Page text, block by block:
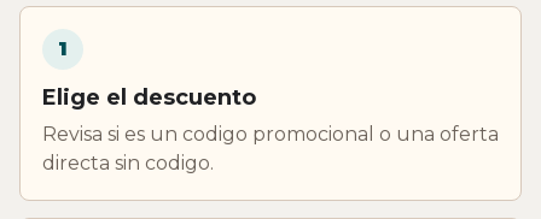
1
Elige el descuento
Revisa si es un codigo promocional o una oferta
directa sin codigo.